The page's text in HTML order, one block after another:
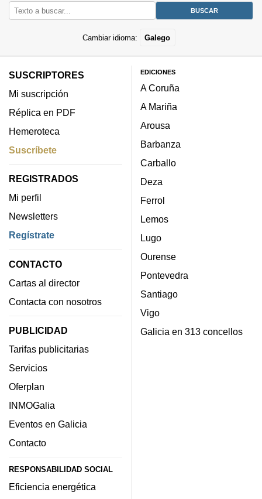
Cambiar idioma: Galego
SUSCRIPTORES
Mi suscripción
Réplica en PDF
Hemeroteca
Suscríbete
REGISTRADOS
Mi perfil
Newsletters
Regístrate
CONTACTO
Cartas al director
Contacta con nosotros
PUBLICIDAD
Tarifas publicitarias
Servicios
Oferplan
INMOGalia
Eventos en Galicia
Contacto
RESPONSABILIDAD SOCIAL
Eficiencia energética
EDICIONES
A Coruña
A Mariña
Arousa
Barbanza
Carballo
Deza
Ferrol
Lemos
Lugo
Ourense
Pontevedra
Santiago
Vigo
Galicia en 313 concellos